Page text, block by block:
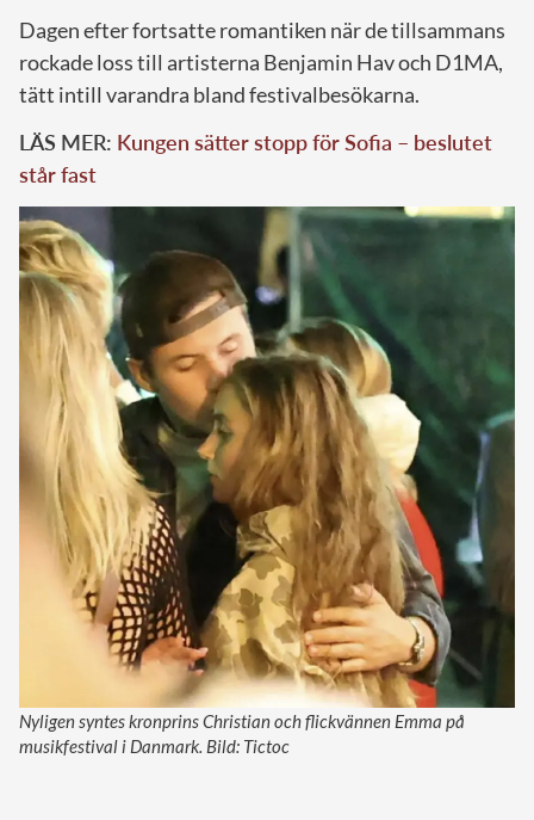
Dagen efter fortsatte romantiken när de tillsammans
rockade loss till artisterna Benjamin Hav och D1MA,
tätt intill varandra bland festivalbesökarna.
LÄS MER: Kungen sätter stopp för Sofia – beslutet
står fast
Nyligen syntes kronprins Christian och flickvännen Emma på
musikfestival i Danmark. Bild: Tictoc